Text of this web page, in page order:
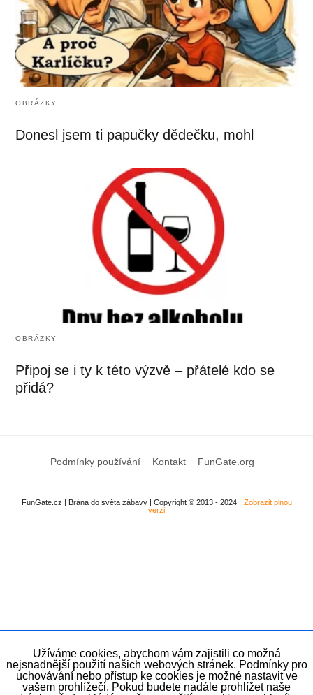
OBRÁZKY
Donesl jsem ti papučky dědečku, mohl
OBRÁZKY
Připoj se i ty k této výzvě – přátelé kdo se
přidá?
Podmínky používání Kontakt FunGate.org
FunGate.cz | Brána do světa zábavy | Copyright © 2013 - 2024
Zobrazit plnou
verzi
Užíváme cookies, abychom vám zajistili co možná
nejsnadnější použití našich webových stránek. Podmínky pro
uchovávání nebo přístup ke cookies je možné nastavit ve
vašem prohlížeči. Pokud budete nadále prohlížet naše